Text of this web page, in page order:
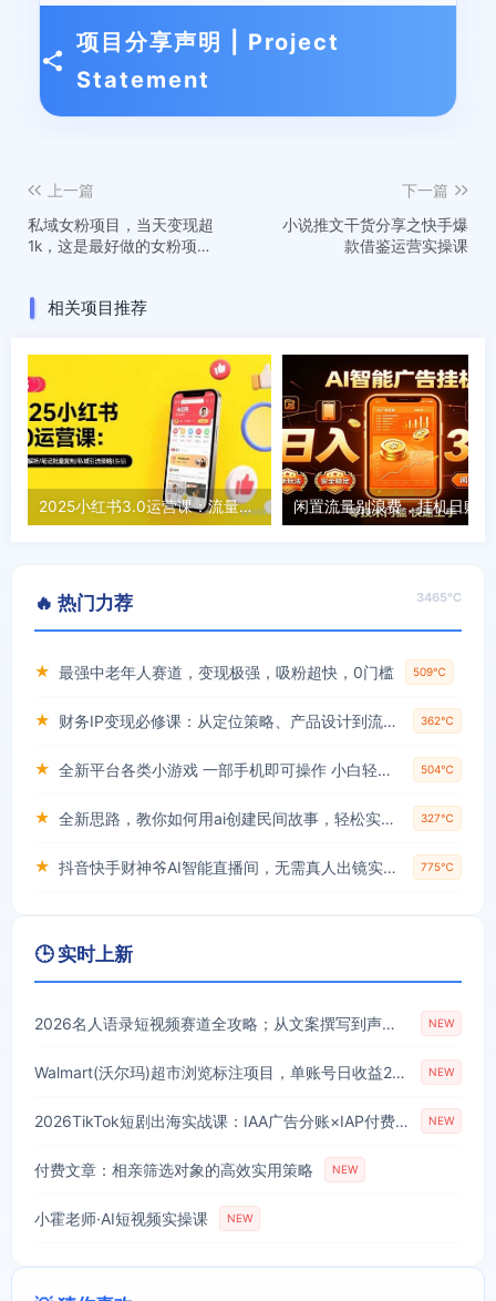
项目分享声明 | Project
Statement
上一篇
私域女粉项目，当天变现超
1k，这是最好做的女粉项
下一篇
小说推文干货分享之快手爆
款借鉴运营实操课
相关项目推荐
2025小红书3.0运营课：流量密码解析/笔记批量复制/私域引流策略(更新7月
🔥 热门力荐 3465℃
★ 最强中老年人赛道，变现极强，吸粉超快，0门槛 509℃
★ 财务IP变现必修课：从定位策略、产品设计到流量变现形成完整闭环 362℃
★ 全新平台各类小游戏 一部手机即可操作 小白轻松上手 长期稳定 居家月入过万！！！ 504℃
★ 全新思路，教你如何用ai创建民间故事，轻松实现月入过万【揭秘】 327℃
★ 抖音快手财神爷AI智能直播间，无需真人出镜实时互动，不封号礼物打赏赚到手软 775℃
🕒 实时上新
2026名人语录短视频赛道全攻略；从文案撰写到声音克隆部署，系统掌握涨粉变现双赢制作技术 NEW
Walmart(沃尔玛)超市浏览标注项目，单账号日收益20+单电脑日收益可达800+带分佣机制【揭秘】 NEW
2026TikTok短剧出海实战课：IAA广告分账×IAP付费变现×账号搭建×平台规则×双轨爆发×回款全流程 NEW
付费文章：相亲筛选对象的高效实用策略 NEW
小霍老师·AI短视频实操课 NEW